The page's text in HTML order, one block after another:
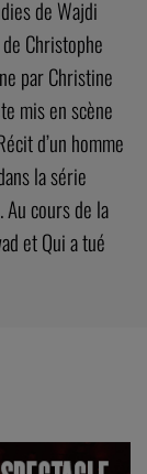
de Wajdi
Christophe
par Christine
mis en scène
d’un homme
la série
cours de la
et Qui a tué